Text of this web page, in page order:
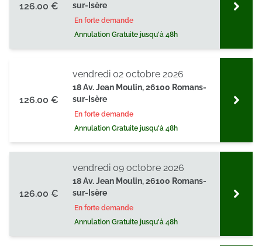
126.00 €
sur-Isère
En forte demande
Annulation Gratuite jusqu'à 48h
126.00 €
18 Av. Jean Moulin, 26100 Romans-
sur-Isère
En forte demande
Annulation Gratuite jusqu'à 48h
vendredi 02 octobre 2026
126.00 €
18 Av. Jean Moulin, 26100 Romans-
sur-Isère
En forte demande
Annulation Gratuite jusqu'à 48h
vendredi 09 octobre 2026